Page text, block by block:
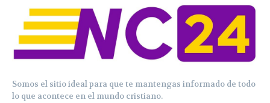
Somos el sitio ideal para que te mantengas informado de todo
lo que acontece en el mundo cristiano.